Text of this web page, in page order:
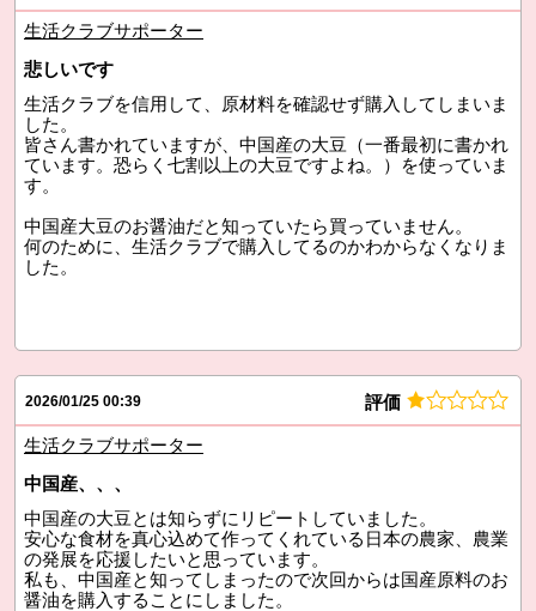
生活クラブサポーター
悲しいです
生活クラブを信用して、原材料を確認せず購入してしまいま
した。
皆さん書かれていますが、中国産の大豆（一番最初に書かれ
ています。恐らく七割以上の大豆ですよね。）を使っていま
す。
中国産大豆のお醤油だと知っていたら買っていません。
何のために、生活クラブで購入してるのかわからなくなりま
した。
2026/01/25 00:39 評価
生活クラブサポーター
中国産、、、
中国産の大豆とは知らずにリピートしていました。
安心な食材を真心込めて作ってくれている日本の農家、農業
の発展を応援したいと思っています。
私も、中国産と知ってしまったので次回からは国産原料のお
醤油を購入することにしました。